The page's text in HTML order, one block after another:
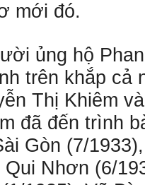
mới đó.
ủng hộ
trên khắp
Thị Khiêm
đã đến trình
Gòn (7/
Qui Nhơn (6/